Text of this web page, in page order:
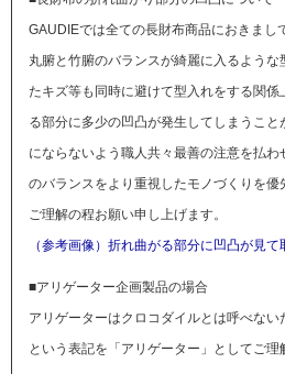
GAUDIEでは全ての長財布商品におきまし
丸腑と竹腑のバランスが綺麗に入るような
たキズ等も同時に避けて型入れをする関
る部分に多少の凹凸が発生してしまうこ
にならないよう職人共々最善の注意を払
のバランスをより重視したモノづくりを優
ご理解の程お願い申し上げます。
（参考画像）折れ曲がる部分に凹凸が見て
■アリゲーター企画製品の場合
アリゲーターはクロコダイルとは呼べない
という表記を「アリゲーター」としてご理